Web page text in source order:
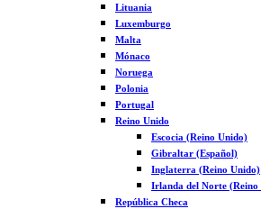
Lituania
Luxemburgo
Malta
Mónaco
Noruega
Polonia
Portugal
Reino Unido
Escocia (Reino Unido)
Gibraltar (Español)
Inglaterra (Reino Unido)
Irlanda del Norte (Reino
República Checa